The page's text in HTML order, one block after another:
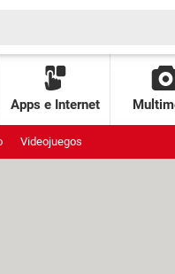
Apps e Internet
Videojuegos